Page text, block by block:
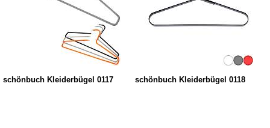
schönbuch Kleiderbügel 0117 schönbuch Kleiderbügel 0118